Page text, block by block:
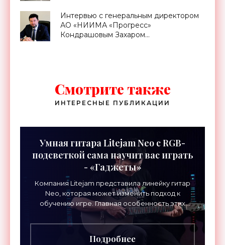
Интервью с генеральным директором
АО «НИИМА «Прогресс»
Кондрашовым Захаром
Смотрите также
ИНТЕРЕСНЫЕ ПУБЛИКАЦИИ
Умная гитара Litejam Neo с RGB-
подсветкой сама научит вас играть
- «Гаджеты»
Компания Litejam представила линейку гитар
Neo, которая может изменить подход к
обучению игре. Главная особенность этих
инструментов – встроенная RGB-подсветка
грифа. Светодиоды
Подробнее